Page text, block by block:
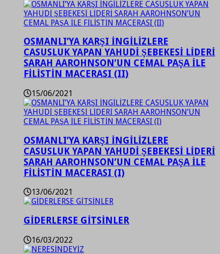
OSMANLI’YA KARŞI İNGİLİZLERE
CASUSLUK YAPAN YAHUDİ ŞEBEKESİ LİDERİ
SARAH AAROHNSON’UN CEMAL PAŞA İLE
FİLİSTİN MACERASI (II)
15/06/2021
OSMANLI’YA KARŞI İNGİLİZLERE
CASUSLUK YAPAN YAHUDİ ŞEBEKESİ LİDERİ
SARAH AAROHNSON’UN CEMAL PAŞA İLE
FİLİSTİN MACERASI (I)
13/06/2021
GİDERLERSE GİTSİNLER
16/03/2022